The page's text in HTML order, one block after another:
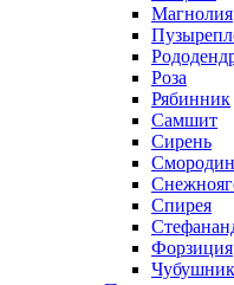
Магнолия
Роза
Рябинник
Самшит
Сирень
Спирея
Форзиция
Чубушник